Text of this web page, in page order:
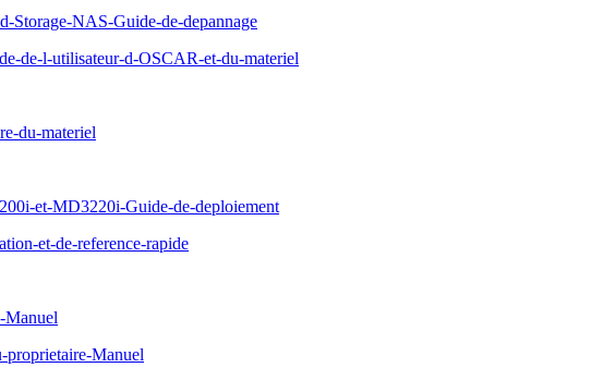
Storage-NAS-Guide-de-depannage
de-l-utilisateur-d-OSCAR-et-du-materiel
du-materiel
et-MD3220i-Guide-de-deploiement
et-de-reference-rapide
Manuel
Manuel